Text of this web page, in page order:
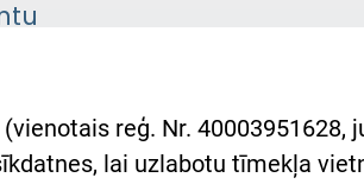
reģ. Nr. 40003951628,
lai uzlabotu tīmekļa